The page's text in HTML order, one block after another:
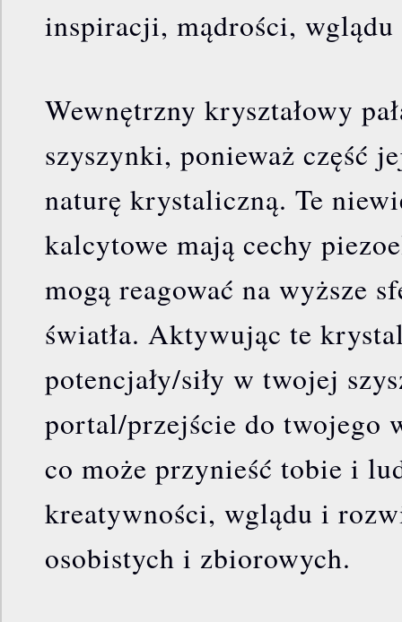
inspiracji, mądrości,
Wewnętrzny kryształowy
szyszynki, ponieważ część
naturę krystaliczną. Te
kalcytowe mają cechy
mogą reagować na wyższe
światła. Aktywując te
potencjały/siły w twojej
portal/przejście do twojego
co może przynieść tobie i
kreatywności, wglądu i
osobistych i zbiorowych.